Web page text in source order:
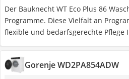
Der Bauknecht ‎WT Eco Plus 86
Programme. Diese Vielfalt an
flexible und bedarfsgerechte Pflege
Gorenje WD2PA854ADW